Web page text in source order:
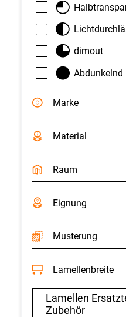
dimout
Abdunkelnd
Marke
Material
Raum
Eignung
Musterung
Lamellenbreite
Lamellen
Zubehör